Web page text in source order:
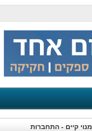
מנוי קיים - התחברות